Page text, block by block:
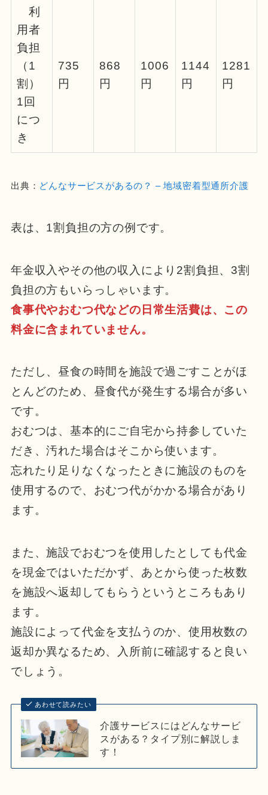
利
用者
負担
（1
割）
1回
につ
き
735
円
868
円
1006
円
1144
円
1281
円
出典： どんなサービスがあるの？ – 地域密着型通所介護
表は、1割負担の方の例です。
年金収入やその他の収入により2割負担、3割
負担の方もいらっしゃいます。
食事代やおむつ代などの日常生活費は、この
料金に含まれていません。
ただし、昼食の時間を施設で過ごすことがほ
とんどのため、昼食代が発生する場合が多い
です。
おむつは、基本的にご自宅から持参していた
だき、汚れた場合はそこから使います。
忘れたり足りなくなったときに施設のものを
使用するので、おむつ代がかかる場合があり
ます。
また、施設でおむつを使用したとしても代金
を現金ではいただかず、あとから使った枚数
を施設へ返却してもらうというところもあり
ます。
施設によって代金を支払うのか、使用枚数の
返却か異なるため、入所前に確認すると良い
でしょう。
あわせて読みたい
介護サービスにはどんなサービ
スがある？タイプ別に解説しま
す！